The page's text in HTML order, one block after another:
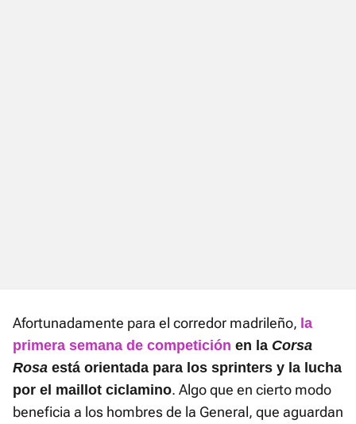
Afortunadamente para el corredor madrileño, la
primera semana de competición en la Corsa
Rosa está orientada para los sprinters y la lucha
por el maillot ciclamino. Algo que en cierto modo
beneficia a los hombres de la General, que aguardan